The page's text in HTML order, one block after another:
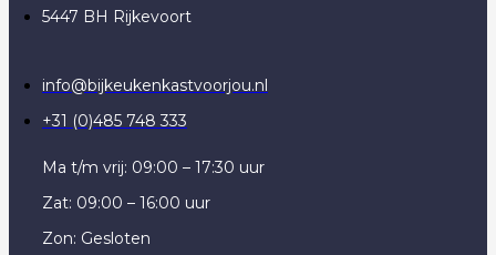
5447 BH Rijkevoort
info@bijkeukenkastvoorjou.nl
+31 (0)485 748 333
Ma t/m vrij: 09:00 – 17:30 uur
Zat: 09:00 – 16:00 uur
Zon: Gesloten